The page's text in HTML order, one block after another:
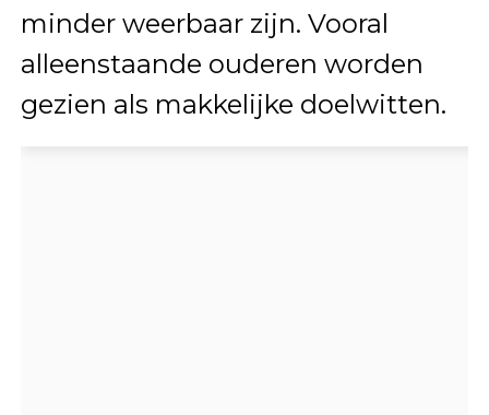
minder weerbaar zijn. Vooral
alleenstaande ouderen worden
gezien als makkelijke doelwitten.